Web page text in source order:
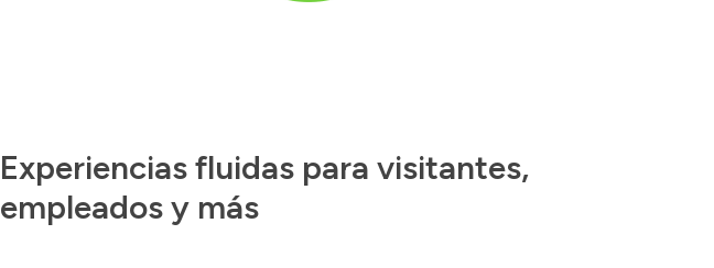
Experiencias fluidas para visitantes,
empleados y más